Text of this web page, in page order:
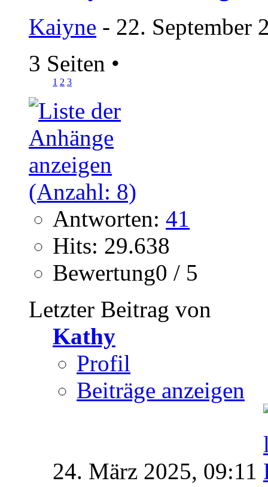
Kaiyne - 22. September
3 Seiten •
1 2 3
Antworten: 41
Hits: 29.638
Bewertung0 / 5
Letzter Beitrag von
Kathy
Profil
Beiträge anzeigen
24. März 2025, 09:11